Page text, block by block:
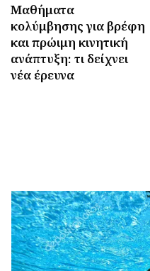
Μαθήματα
κολύμβησης για βρέφη
και πρώιμη κινητική
ανάπτυξη: τι δείχνει
νέα έρευνα